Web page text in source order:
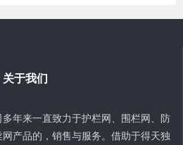
关于我们
年来一直致力于护栏网、围栏网、防
产品的，销售与服务。借助于得天独